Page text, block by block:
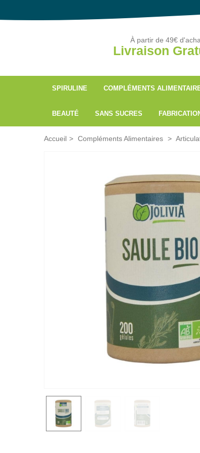
À partir de 49€
Livraison
SPIRULINE COMPLÉMENTS
BEAUTÉ SANS SUCRES
Accueil > Compléments Alimentaires >